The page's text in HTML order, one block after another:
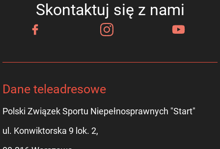
Skontaktuj się z nami
Dane teleadresowe
Polski Związek Sportu Niepełnosprawnych "Start"
ul. Konwiktorska 9 lok. 2,